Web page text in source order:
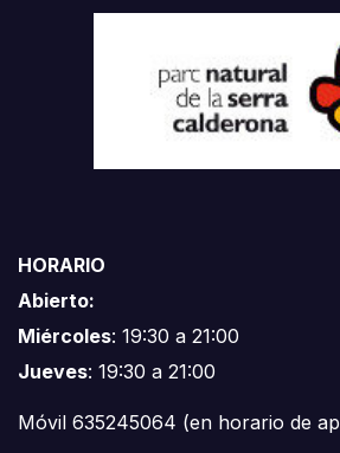
HORARIO
Abierto:
Miércoles: 19:30 a 21:00
Jueves: 19:30 a 21:00
Móvil 635245064 (en horario de